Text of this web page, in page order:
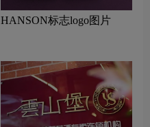
HANSON标志logo图片